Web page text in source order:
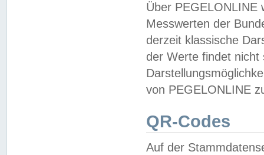
Über PEGELONLINE
Messwerten der
derzeit klassische
der Werte findet
von PEGELONLINE
QR-Codes
Auf der